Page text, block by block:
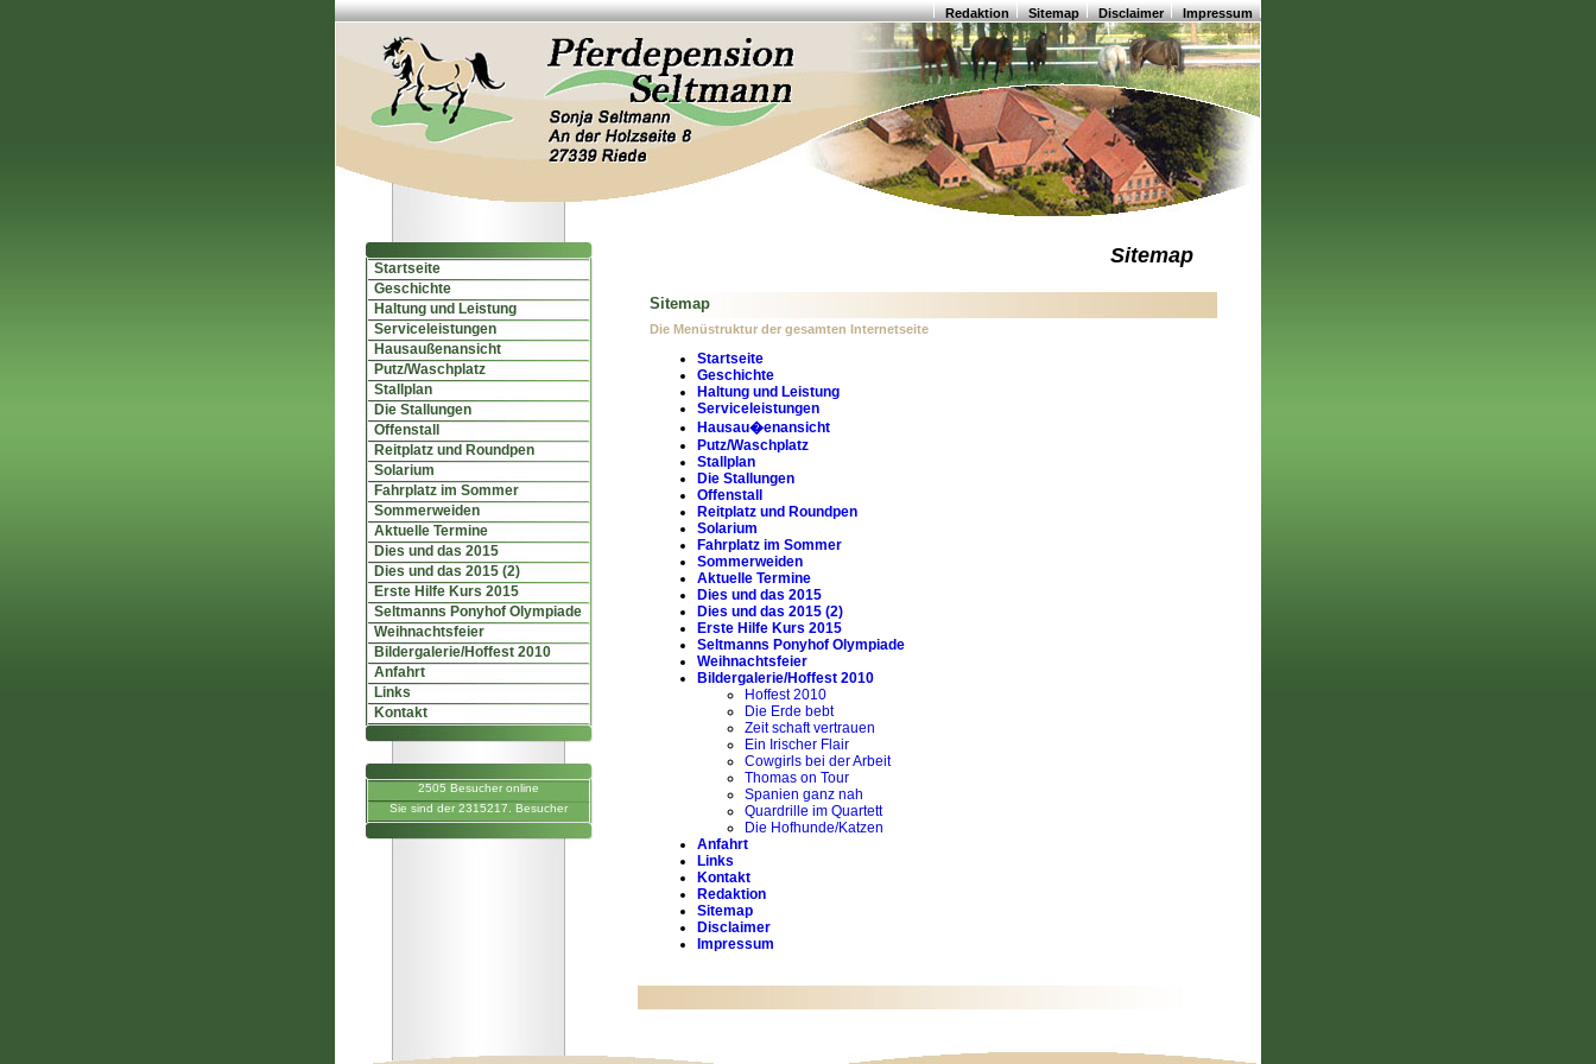
Redaktion Sitemap Disclaimer Impressum
Startseite
Geschichte
Haltung und Leistung
Serviceleistungen
Hausaußenansicht
Putz/Waschplatz
Stallplan
Die Stallungen
Offenstall
Reitplatz und Roundpen
Solarium
Fahrplatz im Sommer
Sommerweiden
Aktuelle Termine
Dies und das 2015
Dies und das 2015 (2)
Erste Hilfe Kurs 2015
Seltmanns Ponyhof Olympiade
Weihnachtsfeier
Bildergalerie/Hoffest 2010
Anfahrt
Links
Kontakt
2505 Besucher online
Sie sind der 2315217. Besucher
Sitemap
Sitemap
Die Menüstruktur der gesamten Internetseite
Startseite
Geschichte
Haltung und Leistung
Serviceleistungen
Hausau�enansicht
Putz/Waschplatz
Stallplan
Die Stallungen
Offenstall
Reitplatz und Roundpen
Solarium
Fahrplatz im Sommer
Sommerweiden
Aktuelle Termine
Dies und das 2015
Dies und das 2015 (2)
Erste Hilfe Kurs 2015
Seltmanns Ponyhof Olympiade
Weihnachtsfeier
Bildergalerie/Hoffest 2010
Hoffest 2010
Die Erde bebt
Zeit schaft vertrauen
Ein Irischer Flair
Cowgirls bei der Arbeit
Thomas on Tour
Spanien ganz nah
Quardrille im Quartett
Die Hofhunde/Katzen
Anfahrt
Links
Kontakt
Redaktion
Sitemap
Disclaimer
Impressum